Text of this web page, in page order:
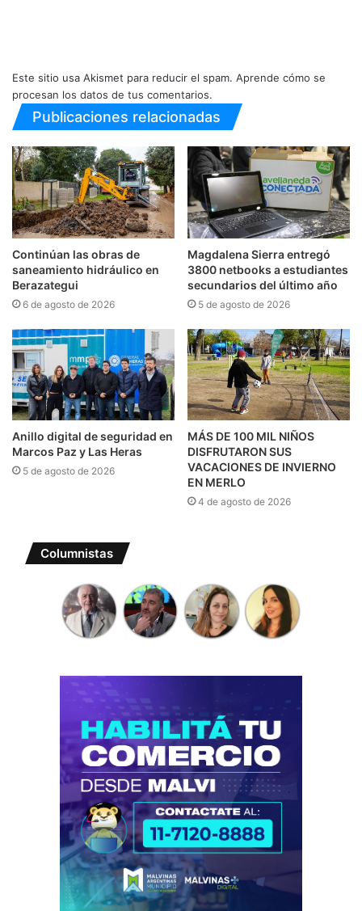
Este sitio usa Akismet para reducir el spam. Aprende cómo se
procesan los datos de tus comentarios.
Publicaciones relacionadas
Continúan las obras de
saneamiento hidráulico en
Berazategui
6 de agosto de 2026
Magdalena Sierra entregó
3800 netbooks a estudiantes
secundarios del último año
5 de agosto de 2026
Anillo digital de seguridad en
Marcos Paz y Las Heras
5 de agosto de 2026
MÁS DE 100 MIL NIÑOS
DISFRUTARON SUS
VACACIONES DE INVIERNO
EN MERLO
4 de agosto de 2026
Columnistas